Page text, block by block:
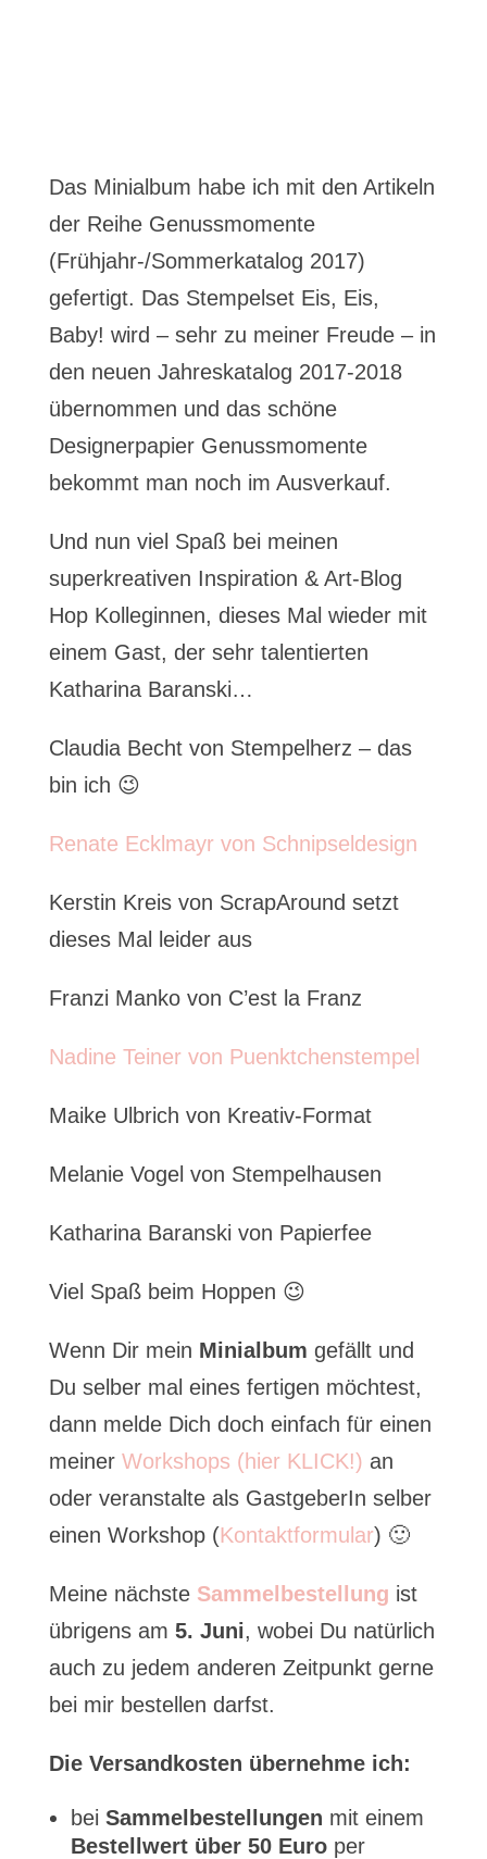
Das Minialbum habe ich mit den Artikeln
der Reihe Genussmomente
(Frühjahr-/Sommerkatalog 2017)
gefertigt. Das Stempelset Eis, Eis,
Baby! wird – sehr zu meiner Freude – in
den neuen Jahreskatalog 2017-2018
übernommen und das schöne
Designerpapier Genussmomente
bekommt man noch im Ausverkauf.
Und nun viel Spaß bei meinen
superkreativen Inspiration & Art-Blog
Hop Kolleginnen, dieses Mal wieder mit
einem Gast, der sehr talentierten
Katharina Baranski…
Claudia Becht von Stempelherz – das
bin ich 😉
Renate Ecklmayr von Schnipseldesign
Kerstin Kreis von ScrapAround setzt
dieses Mal leider aus
Franzi Manko von C’est la Franz
Nadine Teiner von Puenktchenstempel
Maike Ulbrich von Kreativ-Format
Melanie Vogel von Stempelhausen
Katharina Baranski von Papierfee
Viel Spaß beim Hoppen 😉
Wenn Dir mein Minialbum gefällt und
Du selber mal eines fertigen möchtest,
dann melde Dich doch einfach für einen
meiner Workshops (hier KLICK!) an
oder veranstalte als GastgeberIn selber
einen Workshop (Kontaktformular) 🙂
Meine nächste Sammelbestellung ist
übrigens am 5. Juni, wobei Du natürlich
auch zu jedem anderen Zeitpunkt gerne
bei mir bestellen darfst.
Die Versandkosten übernehme ich:
bei Sammelbestellungen mit einem
Bestellwert über 50 Euro per